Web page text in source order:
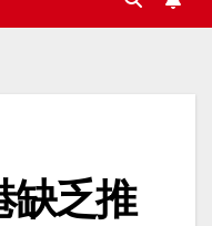
乏推